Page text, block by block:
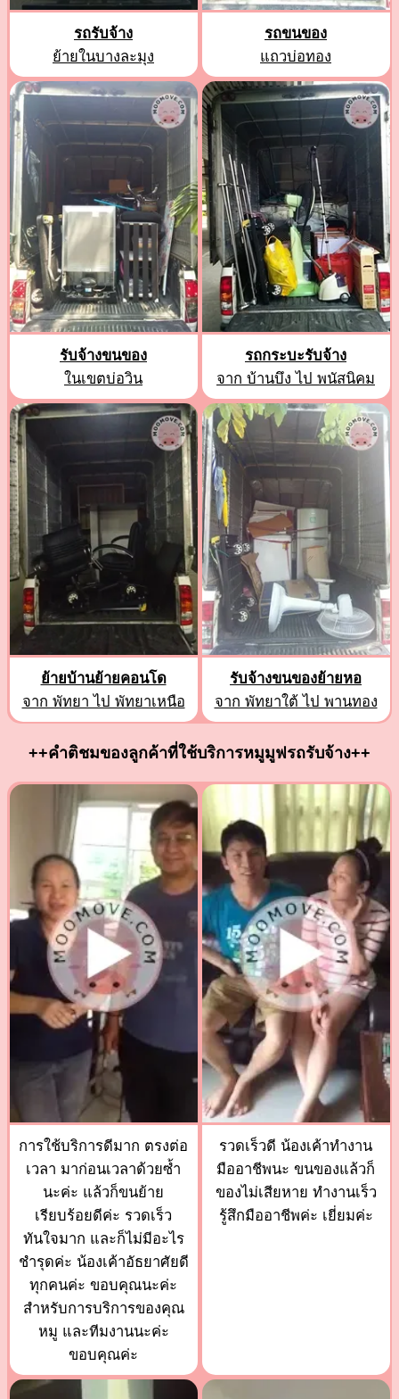
รถรับจ้าง
ย้ายในบางละมุง
รถขนของ
แถวบ่อทอง
รับจ้างขนของ
ในเขตบ่อวิน
รถกระบะรับจ้าง
จาก บ้านบึง ไป พนัสนิคม
ย้ายบ้านย้ายคอนโด
จาก พัทยา ไป พัทยาเหนือ
รับจ้างขนของย้ายหอ
จาก พัทยาใต้ ไป พานทอง
++คำติชมของลูกค้าที่ใช้บริการหมูมูฟรถรับจ้าง++
การใช้บริการดีมาก ตรงต่อ
เวลา มาก่อนเวลาด้วยซ้ำ
นะค่ะ แล้วก็ขนย้าย
เรียบร้อยดีค่ะ รวดเร็ว
ทันใจมาก และก็ไม่มีอะไร
ชำรุดค่ะ น้องเค้าอัธยาศัยดี
ทุกคนค่ะ ขอบคุณนะค่ะ
สำหรับการบริการของคุณ
หมู และทีมงานนะค่ะ
ขอบคุณค่ะ
รวดเร็วดี น้องเค้าทำงาน
มืออาชีพนะ ขนของแล้วก็
ของไม่เสียหาย ทำงานเร็ว
รู้สึกมืออาชีพค่ะ เยี่ยมค่ะ